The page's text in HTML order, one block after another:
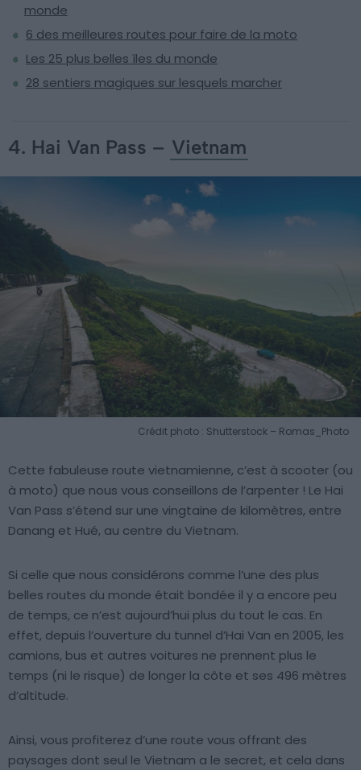
monde
6 des meilleures routes pour faire de la moto
Les 25 plus belles îles du monde
28 sentiers magiques sur lesquels marcher
4. Hai Van Pass – Vietnam
Crédit photo : Shutterstock – Romas_Photo
Cette fabuleuse route vietnamienne, c’est à scooter (ou
à moto) que nous vous conseillons de l’arpenter ! Le Hai
Van Pass s’étend sur une vingtaine de kilomètres, entre
Danang et Hué, au centre du Vietnam.
Si celle que nous considérons comme l’une des plus
belles routes du monde était bondée il y a encore peu
de temps, ce n’est aujourd’hui plus du tout le cas. En
effet, depuis l’ouverture du tunnel d’Hai Van en 2005, les
camions, bus et autres voitures ne prennent plus le
temps (ni le risque) de longer la côte et ses 496 mètres
d’altitude.
Ainsi, vous profiterez d’une route vous offrant des
paysages dont seul le Vietnam a le secret, et cela dans